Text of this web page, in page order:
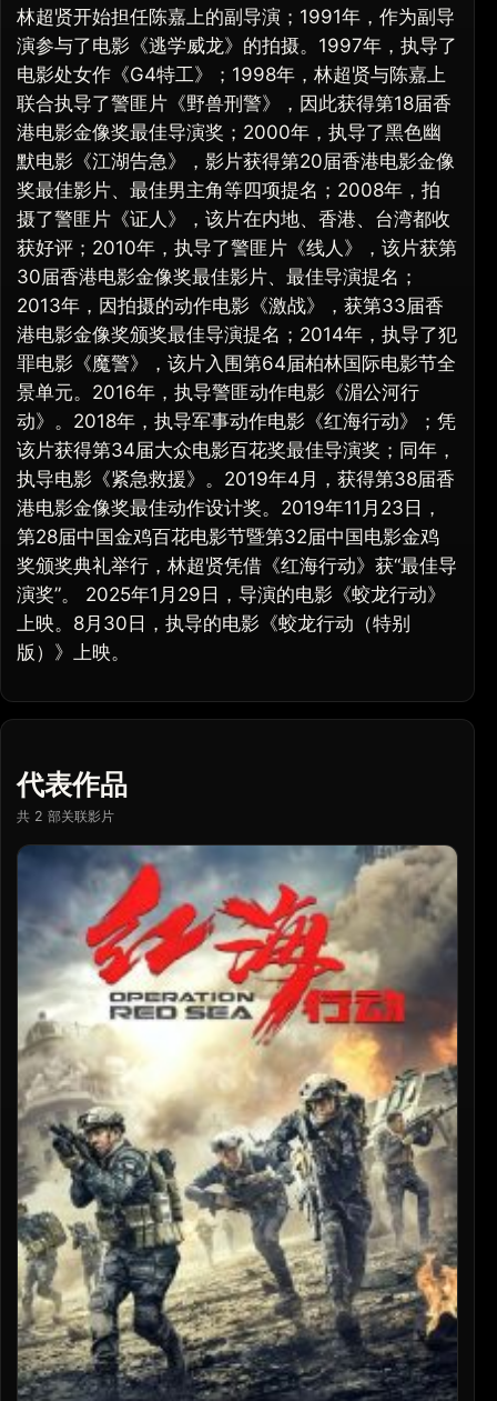
林超贤开始担任陈嘉上的副导演；1991年，作为副导
演参与了电影《逃学威龙》的拍摄。1997年，执导了
电影处女作《G4特工》；1998年，林超贤与陈嘉上
联合执导了警匪片《野兽刑警》，因此获得第18届香
港电影金像奖最佳导演奖；2000年，执导了黑色幽
默电影《江湖告急》，影片获得第20届香港电影金像
奖最佳影片、最佳男主角等四项提名；2008年，拍
摄了警匪片《证人》，该片在内地、香港、台湾都收
获好评；2010年，执导了警匪片《线人》，该片获第
30届香港电影金像奖最佳影片、最佳导演提名；
2013年，因拍摄的动作电影《激战》，获第33届香
港电影金像奖颁奖最佳导演提名；2014年，执导了犯
罪电影《魔警》，该片入围第64届柏林国际电影节全
景单元。2016年，执导警匪动作电影《湄公河行
动》。2018年，执导军事动作电影《红海行动》；凭
该片获得第34届大众电影百花奖最佳导演奖；同年，
执导电影《紧急救援》。2019年4月，获得第38届香
港电影金像奖最佳动作设计奖。2019年11月23日，
第28届中国金鸡百花电影节暨第32届中国电影金鸡
奖颁奖典礼举行，林超贤凭借《红海行动》获“最佳导
演奖”。 2025年1月29日，导演的电影《蛟龙行动》
上映。8月30日，执导的电影《蛟龙行动（特别
版）》上映。
代表作品
共 2 部关联影片